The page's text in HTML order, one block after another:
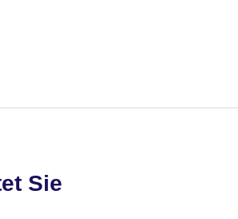
Sie